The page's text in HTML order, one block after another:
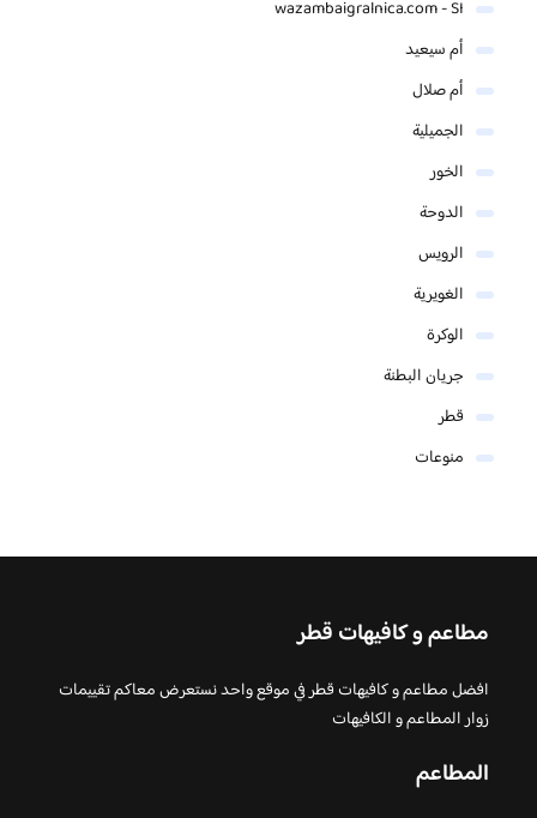
wazambaigralnica.com - SI
أم سيعيد
أم صلال
الجميلية
الخور
الدوحة
الرويس
الغويرية
الوكرة
جريان البطنة
قطر
منوعات
مطاعم و كافيهات قطر
افضل مطاعم و كافيهات قطر في موقع واحد نستعرض معاكم تقييمات
زوار المطاعم و الكافيهات
المطاعم